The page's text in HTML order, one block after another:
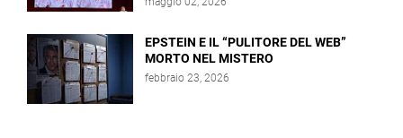
EPSTEIN E IL “PULITORE DEL WEB”
MORTO NEL MISTERO
febbraio 23, 2026